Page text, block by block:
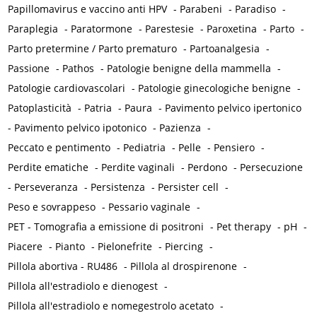
Papillomavirus e vaccino anti HPV - Parabeni - Paradiso -
Paraplegia - Paratormone - Parestesie - Paroxetina - Parto -
Parto pretermine / Parto prematuro - Partoanalgesia -
Passione - Pathos - Patologie benigne della mammella -
Patologie cardiovascolari - Patologie ginecologiche benigne -
Patoplasticità - Patria - Paura - Pavimento pelvico ipertonico
- Pavimento pelvico ipotonico - Pazienza -
Peccato e pentimento - Pediatria - Pelle - Pensiero -
Perdite ematiche - Perdite vaginali - Perdono - Persecuzione
- Perseveranza - Persistenza - Persister cell -
Peso e sovrappeso - Pessario vaginale -
PET - Tomografia a emissione di positroni - Pet therapy - pH -
Piacere - Pianto - Pielonefrite - Piercing -
Pillola abortiva - RU486 - Pillola al drospirenone -
Pillola all'estradiolo e dienogest -
Pillola all'estradiolo e nomegestrolo acetato -